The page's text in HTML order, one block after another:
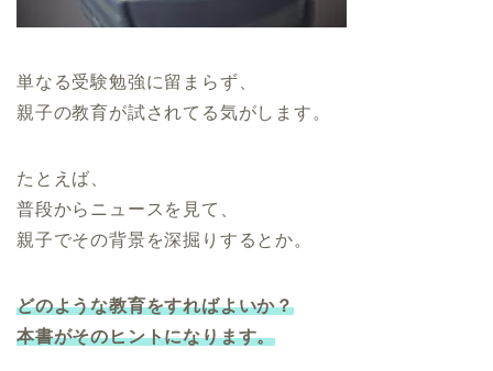
単なる受験勉強に留まらず、
親子の教育が試されてる気がします。
たとえば、
普段からニュースを見て、
親子でその背景を深掘りするとか。
どのような教育をすればよいか？
本書がそのヒントになります。